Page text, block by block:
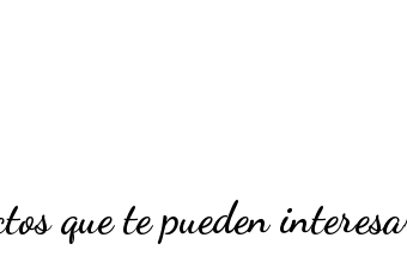
que te pueden